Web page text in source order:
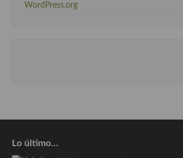
WordPress.org
Lo último…